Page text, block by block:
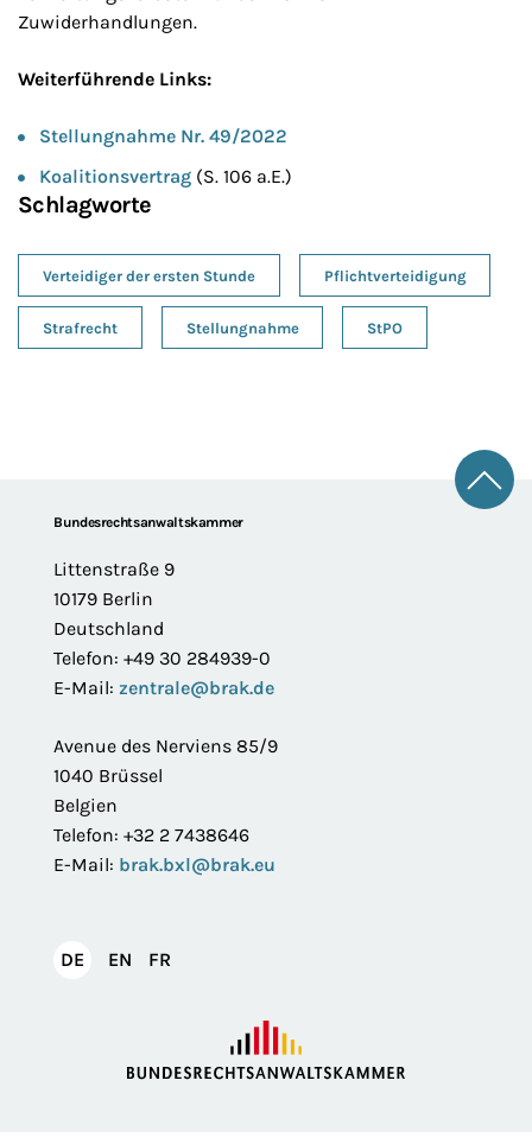
Zuwiderhandlungen.
Weiterführende Links:
Stellungnahme Nr. 49/2022
Koalitionsvertrag (S. 106 a.E.)
Schlagworte
Verteidiger der ersten Stunde Pflichtverteidigung
Strafrecht Stellungnahme StPO
FooterBundesrechtsanwaltskammer
Littenstraße 9
10179 Berlin
Deutschland
Telefon: +49 30 284939-0
E-Mail: zentrale@brak.de
Avenue des Nerviens 85/9
1040 Brüssel
Belgien
Telefon: +32 2 7438646
E-Mail: brak.bxl@brak.eu
DEDeutsch
EN English
FR